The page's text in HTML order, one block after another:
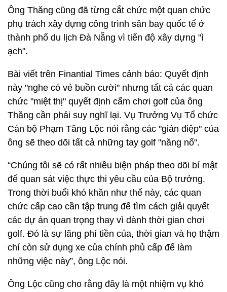
Ông Thăng cũng đã từng cắt chức một quan chức
phụ trách xây dựng công trình sân bay quốc tế ở
thành phố du lịch Đà Nẵng vì tiến độ xây dựng "ì
ạch".
Bài viết trên Finantial Times cảnh báo: Quyết định
này "nghe có vẻ buồn cười" nhưng tất cả các quan
chức "miệt thị" quyết định cấm chơi golf của ông
Thăng cần phải suy nghĩ lại. Vụ Trưởng Vụ Tổ chức
Cán bộ Phạm Tăng Lộc nói rằng các "gián điệp" của
ông sẽ theo dõi tất cả những tay golf "năng nổ".
“Chúng tôi sẽ có rất nhiều biện pháp theo dõi bí mật
để quan sát việc thực thi yêu cầu của Bộ trưởng.
Trong thời buổi khó khăn như thế này, các quan
chức cấp cao cần tập trung để tìm cách giải quyết
các dự án quan trọng thay vì dành thời gian chơi
golf. Đó là sự lãng phí tiền của, thời gian và họ thậm
chí còn sử dụng xe của chính phủ cấp để làm
những việc này”, ông Lộc nói.
Ông Lộc cũng cho rằng đây là một nhiệm vụ khó